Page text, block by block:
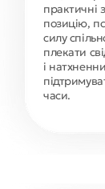
практичні
позицію,
силу
плекати
і
часи.